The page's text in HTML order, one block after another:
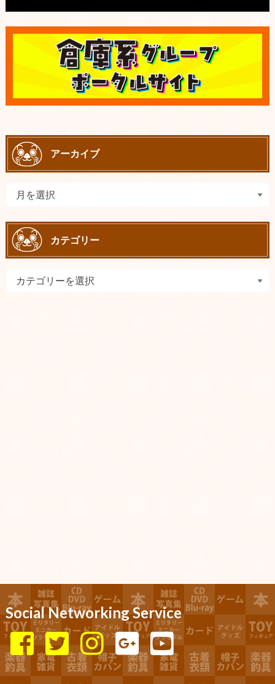
アーカイブ
カテゴリー
Social Networking Service